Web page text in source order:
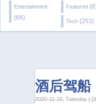
Entertainment
(66)
Featured
Tech (253)
酒后驾船
2020-11-10, Tuesday |